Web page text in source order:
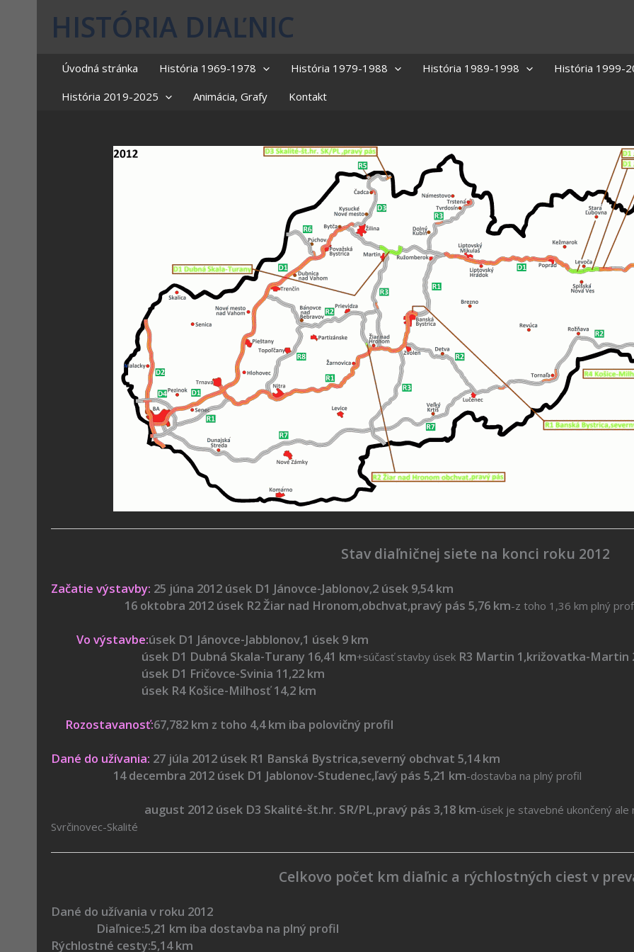
HISTÓRIA DIAĽNIC
Úvodná stránka História 1969-1978 História 1979-1988 História 1989-1998
História 1999-
História 2019-2025
Animácia, Grafy Kontakt
Stav diaľničnej siete na konci roku 2012
Začatie výstavby: 25 júna 2012 úsek D1 Jánovce-Jablonov,2 úsek 9,54 km
16 oktobra 2012 úsek R2 Žiar nad Hronom,obchvat,pravý pás 5,76 km-z toho 1,36 km plný
Vo výstavbe:úsek D1 Jánovce-Jabblonov,1 úsek 9 km
úsek D1 Dubná Skala-Turany 16,41 km+súčasť stavby úsek R3 Martin 1,križovatka-Martin
úsek D1 Fričovce-Svinia 11,22 km
úsek R4 Košice-Milhosť 14,2 km
Rozostavanosť:67,782 km z toho 4,4 km iba polovičný profil
Dané do užívania: 27 júla 2012 úsek R1 Banská Bystrica,severný obchvat 5,14 km
14 decembra 2012 úsek D1 Jablonov-Studenec,ľavý pás 5,21 km-dostavba na plný profil
august 2012 úsek D3 Skalité-št.hr. SR/PL,pravý pás 3,18 km-úsek je stavebné ukončený
Svrčinovec-Skalité
Celkovo počet km diaľnic a rýchlostných ciest v
Dané do užívania v roku 2012
Diaľnice:5,21 km iba dostavba na plný profil
Rýchlostné cesty:5,14 km